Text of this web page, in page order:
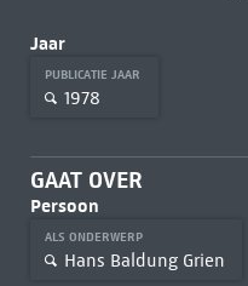
Jaar
PUBLICATIE JAAR
1978
GAAT OVER
Persoon
ALS ONDERWERP
Hans Baldung Grien